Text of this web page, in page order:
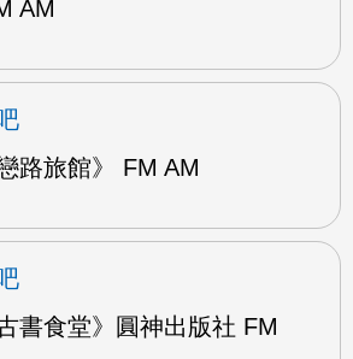
AM
路旅館》 FM AM
書食堂》圓神出版社 FM